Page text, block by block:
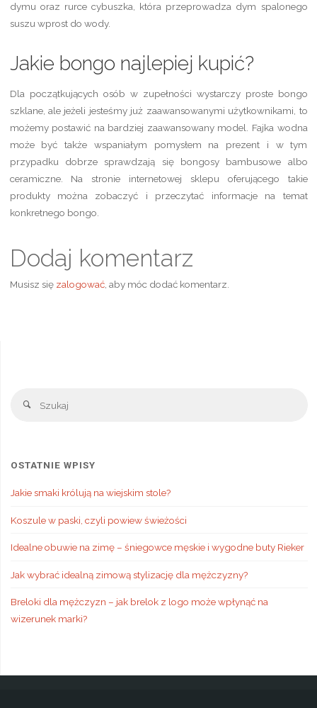
dymu oraz rurce cybuszka, która przeprowadza dym spalonego
suszu wprost do wody.
Jakie bongo najlepiej kupić?
Dla początkujących osób w zupełności wystarczy proste bongo
szklane, ale jeżeli jesteśmy już zaawansowanymi użytkownikami, to
możemy postawić na bardziej zaawansowany model. Fajka wodna
może być także wspaniałym pomysłem na prezent i w tym
przypadku dobrze sprawdzają się bongosy bambusowe albo
ceramiczne. Na stronie internetowej sklepu oferującego takie
produkty można zobaczyć i przeczytać informacje na temat
konkretnego bongo.
Dodaj komentarz
Musisz się zalogować, aby móc dodać komentarz.
Szukaj
OSTATNIE WPISY
Jakie smaki królują na wiejskim stole?
Koszule w paski, czyli powiew świeżości
Idealne obuwie na zimę – śniegowce męskie i wygodne buty Rieker
Jak wybrać idealną zimową stylizację dla mężczyzny?
Breloki dla mężczyzn – jak brelok z logo może wpłynąć na
wizerunek marki?